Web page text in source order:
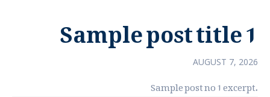
Sample post title 1
AUGUST 7, 2026
Sample post no 1 excerpt.